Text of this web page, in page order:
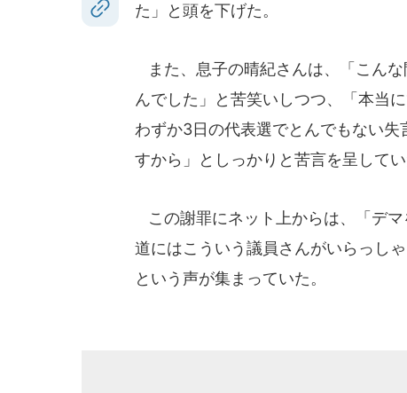
た」と頭を下げた。
また、息子の晴紀さんは、「こん
んでした」と苦笑いしつつ、「本当
わずか3日の代表選でとんでもない
すから」としっかりと苦言を呈してい
この謝罪にネット上からは、「デ
道にはこういう議員さんがいらっし
という声が集まっていた。